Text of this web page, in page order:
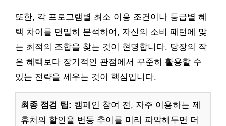
또한, 각 프로그램별 최소 이용 조건이나 등급별 혜
택 차이를 면밀히 분석하여, 자신의 소비 패턴에 맞
는 최적의 조합을 찾는 것이 현명합니다. 당장의 작
은 혜택보다 장기적인 관점에서 꾸준히 활용할 수
있는 전략을 세우는 것이 핵심입니다.
최종 점검 팁: 캠페인 참여 전, 자주 이용하는 제
휴처의 할인율 변동 추이를 미리 파악해두면 더